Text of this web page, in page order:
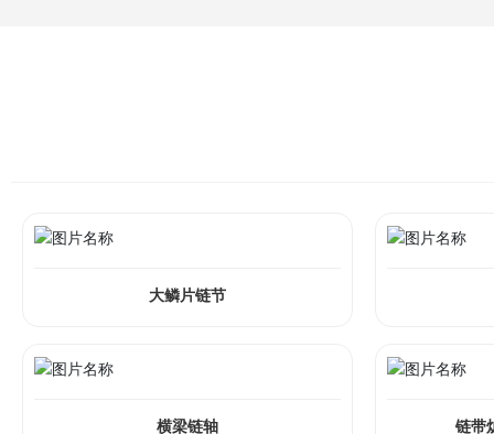
大鳞片链节
横梁链轴 链带